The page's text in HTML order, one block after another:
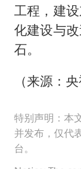
工程，建
化建设与
石。
（来源：
特别声明：本
并发布，仅代
台。